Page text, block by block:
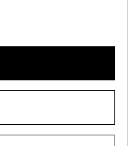
19,95€